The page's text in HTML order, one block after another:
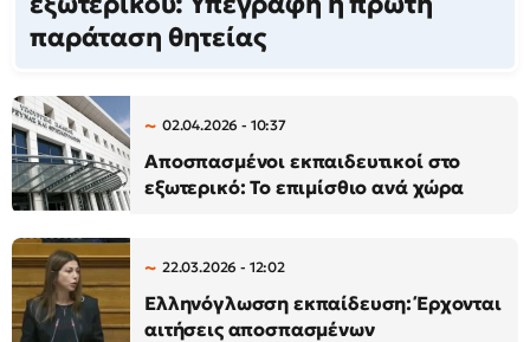
παράταση θητείας
02.04.2026 - 10:37
Αποσπασμένοι εκπαιδευτικοί στο
εξωτερικό: Το επιμίσθιο ανά χώρα
22.03.2026 - 12:02
Ελληνόγλωσση εκπαίδευση: Έρχονται
αιτήσεις αποσπασμένων